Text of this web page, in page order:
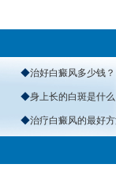
◆治好白癜风多少钱？
◆身上长的白斑是什么
◆治疗白癜风的最好方